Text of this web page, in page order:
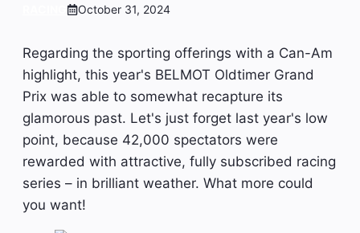
October 31, 2024
Regarding the sporting offerings with a Can-Am
highlight, this year's BELMOT Oldtimer Grand
Prix was able to somewhat recapture its
glamorous past. Let's just forget last year's low
point, because 42,000 spectators were
rewarded with attractive, fully subscribed racing
series – in brilliant weather. What more could
you want!